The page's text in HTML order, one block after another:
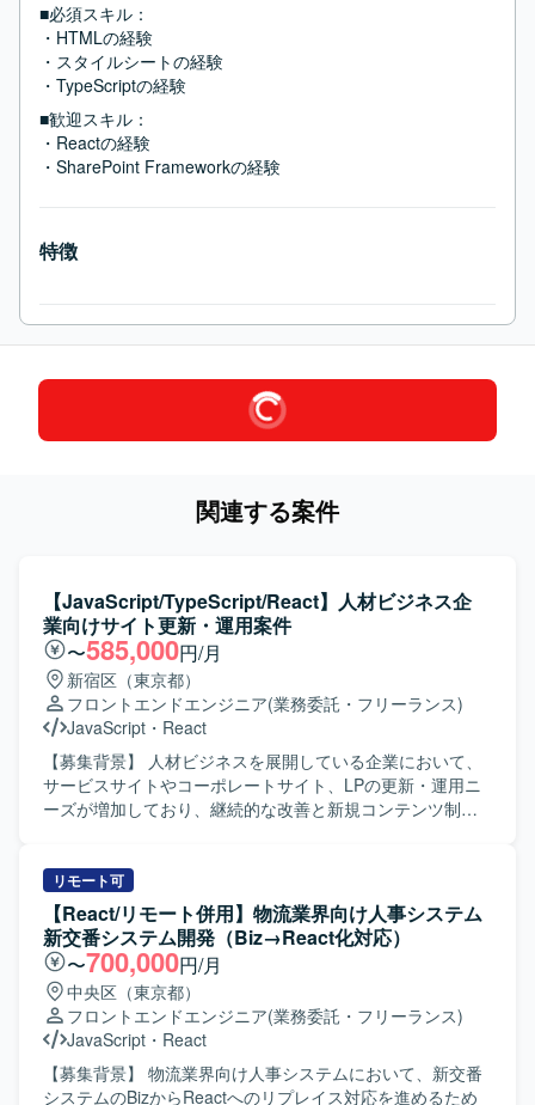
■必須スキル：
・HTMLの経験
・スタイルシートの経験
・TypeScriptの経験
■歓迎スキル：
・Reactの経験
・SharePoint Frameworkの経験
特徴
関連する案件
【JavaScript/TypeScript/React】人材ビジネス企
業向けサイト更新・運用案件
〜585,000円/月
新宿区（東京都）
フロントエンドエンジニア(業務委託・フリーランス)
JavaScript ・ React
【募集背景】 人材ビジネスを展開している企業において、
サービスサイトやコーポレートサイト、LPの更新・運用ニ
ーズが増加しており、継続的な改善と新規コンテンツ制作
対象に、実装やコンテンツの作成・修正、広告用LPの制作
を行っていただきます。 要件整理を行いながら、スケジュ
ール調整や設定作業を行い、複数タスクを並行して対応し
ていただきます。 タスクはSlackを通じて受け取り、
Googleスプレッドシートで管理しつつ、必要に応じて関係
者へのヒアリングを実施し、サイト運用および改善を進め
ていただきます。 【求める人物像】 フロントエンドおよび
バックエンドの実装を一人称で推進でき、自ら課題を発見
して主体的に動いていただける方を求めております。 サイ
ト運用を行いながら、環境整備や業務フローの改善にも前
リモート可
【React/リモート併用】物流業界向け人事システム
新交番システム開発（Biz→React化対応）
〜700,000円/月
中央区（東京都）
フロントエンドエンジニア(業務委託・フリーランス)
JavaScript ・ React
【募集背景】 物流業界向け人事システムにおいて、新交番
システムのBizからReactへのリプレイス対応を進めるため